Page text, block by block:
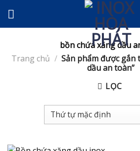
content
bồn chứa xăng dầu
Trang chủ / Sản phẩm được gắn
dầu an toàn”
LỌC